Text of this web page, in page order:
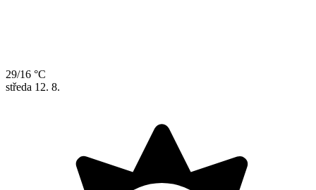
29/16 °C
středa 12. 8.